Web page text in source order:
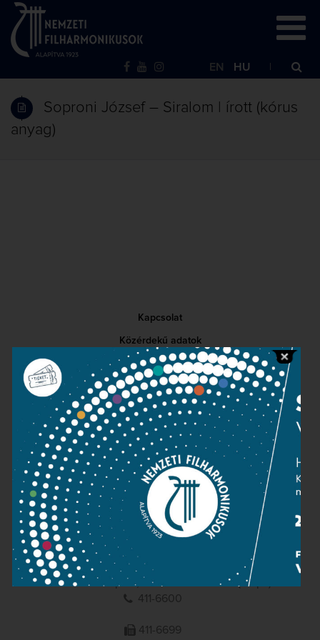
EN HU
Soproni József – Siralom | írott (kórus
anyag)
Kapcsolat
Közérdekű adatok
Sajtószoba
Adatvédelem
Impresszum
NEMZETI
FILHARMONIKUSOK
1095 Budapest, Komor Marcell u. 1. (Müpa)
411-6600
411-6699